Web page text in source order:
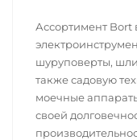
Ассортимент
шуруповерты,
также садовую
моечные
своей